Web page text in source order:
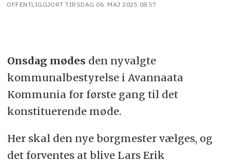
OFFENTLIGGJORT TIRSDAG 06. MAJ 2025 08:57
Onsdag mødes den nyvalgte
kommunalbestyrelse i Avannaata
Kommunia for første gang til det
konstituerende møde.
Her skal den nye borgmester vælges, og
det forventes at blive Lars Erik